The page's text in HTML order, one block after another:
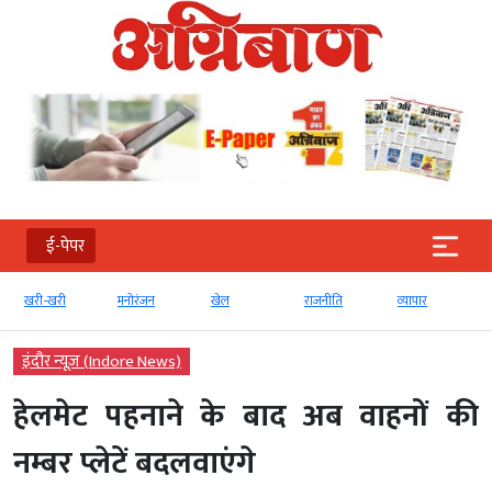
ई-पेपर
खरी-खरी मनोरंजन खेल राजनीति व्‍यापार
इंदौर न्यूज़ (Indore News)
हेलमेट पहनाने के बाद अब वाहनों की
नम्बर प्लेटें बदलवाएंगे